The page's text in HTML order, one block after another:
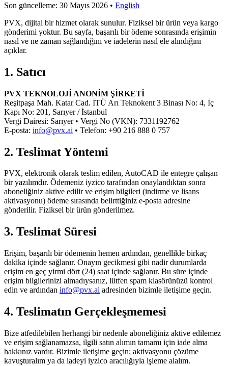
Son güncelleme: 30 Mayıs 2026 • English
PVX, dijital bir hizmet olarak sunulur. Fiziksel bir ürün veya kargo
gönderimi yoktur. Bu sayfa, başarılı bir ödeme sonrasında erişimin
nasıl ve ne zaman sağlandığını ve iadelerin nasıl ele alındığını
açıklar.
1. Satıcı
PVX TEKNOLOJİ ANONİM ŞİRKETİ
Reşitpaşa Mah. Katar Cad. İTÜ Arı Teknokent 3 Binası No: 4, İç
Kapı No: 201, Sarıyer / İstanbul
Vergi Dairesi: Sarıyer • Vergi No (VKN): 7331192762
E-posta: info@pvx.ai • Telefon: +90 216 888 0 757
2. Teslimat Yöntemi
PVX, elektronik olarak teslim edilen, AutoCAD ile entegre çalışan
bir yazılımdır. Ödemeniz iyzico tarafından onaylandıktan sonra
aboneliğiniz aktive edilir ve erişim bilgileri (indirme ve lisans
aktivasyonu) ödeme sırasında belirttiğiniz e-posta adresine
gönderilir. Fiziksel bir ürün gönderilmez.
3. Teslimat Süresi
Erişim, başarılı bir ödemenin hemen ardından, genellikle birkaç
dakika içinde sağlanır. Onayın gecikmesi gibi nadir durumlarda
erişim en geç yirmi dört (24) saat içinde sağlanır. Bu süre içinde
erişim bilgilerinizi almadıysanız, lütfen spam klasörünüzü kontrol
edin ve ardından info@pvx.ai adresinden bizimle iletişime geçin.
4. Teslimatın Gerçekleşmemesi
Bize atfedilebilen herhangi bir nedenle aboneliğiniz aktive edilemez
ve erişim sağlanamazsa, ilgili satın alımın tamamı için iade alma
hakkınız vardır. Bizimle iletişime geçin; aktivasyonu çözüme
kavuşturalım ya da iadeyi iyzico aracılığıyla işleme alalım.